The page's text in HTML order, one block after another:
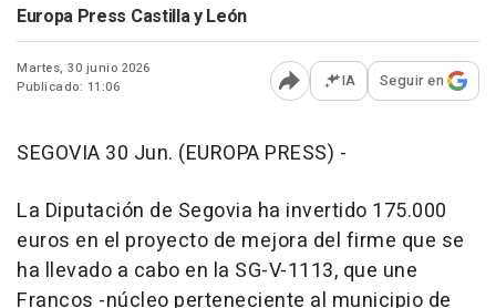
Europa Press Castilla y León
Martes, 30 junio 2026
Publicado: 11:06
Abrir opciones para
IA Seguir en
SEGOVIA 30 Jun. (EUROPA PRESS) -
La Diputación de Segovia ha invertido 175.000
euros en el proyecto de mejora del firme que se
ha llevado a cabo en la SG-V-1113, que une
Francos -núcleo perteneciente al municipio de